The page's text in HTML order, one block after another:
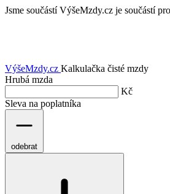
Jsme součástí VýšeMzdy.cz je součástí
VýšeMzdy.cz Kalkulačka čisté mzdy
Hrubá mzda
Kč
Sleva na poplatníka
odebrat